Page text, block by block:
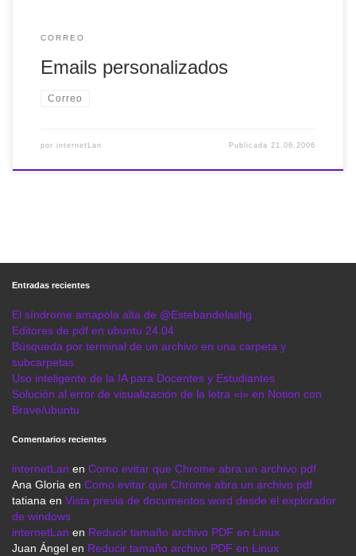
CORREO
Emails personalizados
Correo
por internetLan Publicada 21.06.2006
Entradas recientes
El síndrome amapola alta de @Estebandelashg
Editores de pdf en ubuntu 24.04
Búsqueda por terminal de un archivo en una carpeta y
subcarpetas
Uso inteligente de la IA para Docentes y Estudiantes
Solución al error de visualización de la letra «i» en Notion con
Brave/ubuntu
Comentarios recientes
internetLan en Como evitar que Chrome abra un archivo pdf
Ana Gloria en Como evitar que Chrome abra un archivo pdf
tatiana en Vista previa de documentos word desde el explorador
de windows
internetLan en Reducir tamaño archivo PDF en Linux
Juan Ángel en Reducir tamaño archivo PDF en Linux